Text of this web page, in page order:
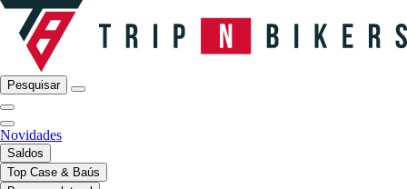
Pesquisar
Novidades
Saldos
Top Case & Baús